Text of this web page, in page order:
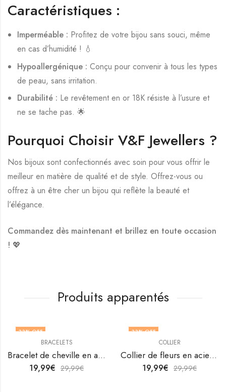
Caractéristiques :
Imperméable : Profitez de votre bijou sans souci, même
en cas d’humidité ! 💧
Hypoallergénique : Conçu pour convenir à tous les types
de peau, sans irritation.
Durabilité : Le revêtement en or 18K résiste à l’usure et
ne se tache pas. 🌟
Pourquoi Choisir V&F Jewellers ?
Nos bijoux sont confectionnés avec soin pour vous offrir le
meilleur en matière de qualité et de style. Offrez-vous ou
offrez à un être cher un bijou qui reflète la beauté et
l’élégance.
Commandez dès maintenant et brillez en toute occasion
! 💖
Produits apparentés
33% OFF
BRACELETS
Bracelet de cheville en acier inoxydable plaqué or 18K de V&F Jewellers
19,99€ 29,99€
33% OFF
COLLIER
Collier de fleurs en acier inoxydable plaqué or 18K par V&F Jewellers
19,99€ 29,99€